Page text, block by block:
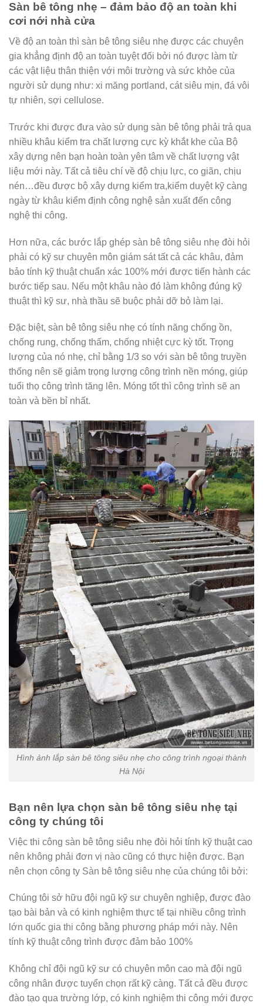
Sàn bê tông nhẹ – đảm bảo độ an toàn khi
cơi nới nhà cửa
Về độ an toàn thì sàn bê tông siêu nhẹ được các chuyên
gia khẳng định độ an toàn tuyệt đối bởi nó được làm từ
các vật liệu thân thiện với môi trường và sức khỏe của
người sử dụng như: xi măng portland, cát siêu mịn, đá vôi
tự nhiên, sợi cellulose.
Trước khi được đưa vào sử dụng sàn bê tông phải trả qua
nhiều khâu kiểm tra chất lượng cực kỳ khắt khe của Bộ
xây dựng nên bạn hoàn toàn yên tâm về chất lượng vật
liệu mới này. Tất cả tiêu chí về độ chịu lực, co giãn, chịu
nén…đều được bộ xây dựng kiểm tra,kiểm duyệt kỹ càng
ngày từ khâu kiểm định công nghệ sản xuất đến công
nghệ thi công.
Hơn nữa, các bước lắp ghép sàn bê tông siêu nhẹ đòi hỏi
phải có kỹ sư chuyên môn giám sát tất cả các khâu, đảm
bảo tính kỹ thuật chuẩn xác 100% mới được tiến hành các
bước tiếp sau. Nếu một khâu nào đó làm không đúng kỹ
thuật thì kỹ sư, nhà thầu sẽ buộc phải dỡ bỏ làm lại.
Đặc biệt, sàn bê tông siêu nhẹ có tính năng chống ồn,
chống rung, chống thấm, chống nhiệt cực kỳ tốt. Trọng
lượng của nó nhẹ, chỉ bằng 1/3 so với sàn bê tông truyền
thống nên sẽ giảm trọng lượng công trình nền móng, giúp
tuổi thọ công trình tăng lên. Móng tốt thì công trình sẽ an
toàn và bền bỉ nhất.
Hình ảnh lắp sàn bê tông siêu nhẹ cho công trình ngoại thành
Hà Nội
Bạn nên lựa chọn sàn bê tông siêu nhẹ tại
công ty chúng tôi
Việc thi công sàn bê tông siêu nhẹ đòi hỏi tính kỹ thuật cao
nên không phải đơn vị nào cũng có thực hiện được. Bạn
nên chọn công ty Sàn bê tông siêu nhẹ của chúng tôi bởi:
Chúng tôi sở hữu đội ngũ kỹ sư chuyên nghiệp, được đào
tạo bài bản và có kinh nghiệm thực tế tại nhiều công trình
lớn quốc gia thi công bằng phương pháp mới này. Nên
tính kỹ thuật công trình được đảm bảo 100%
Không chỉ đội ngũ kỹ sư có chuyên môn cao mà đội ngũ
công nhân được tuyển chọn rất kỹ càng. Tất cả đều được
đào tạo qua trường lớp, có kinh nghiệm thi công mới được